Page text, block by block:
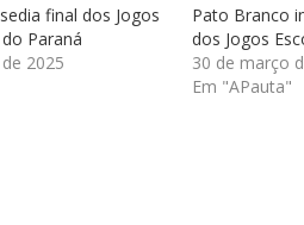
final dos Jogos
Paraná
2025
Pato Branco
dos Jogos
30 de março
Em "APauta"